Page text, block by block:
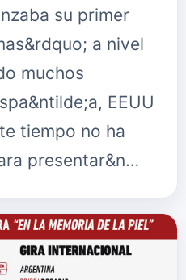
su primer
a nivel
muchos
EEUU
tiempo no ha
presentar&n…